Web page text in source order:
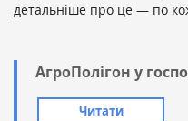
детальніше про це — по
АгроПолігон у
Читати